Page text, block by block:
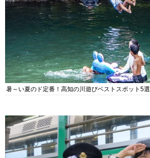
暑～い夏のド定番！高知の川遊びベストスポット5選